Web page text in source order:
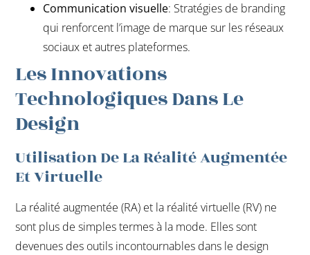
Communication visuelle: Stratégies de branding
qui renforcent l’image de marque sur les réseaux
sociaux et autres plateformes.
Les Innovations
Technologiques Dans Le
Design
Utilisation De La Réalité Augmentée
Et Virtuelle
La réalité augmentée (RA) et la réalité virtuelle (RV) ne
sont plus de simples termes à la mode. Elles sont
devenues des outils incontournables dans le design